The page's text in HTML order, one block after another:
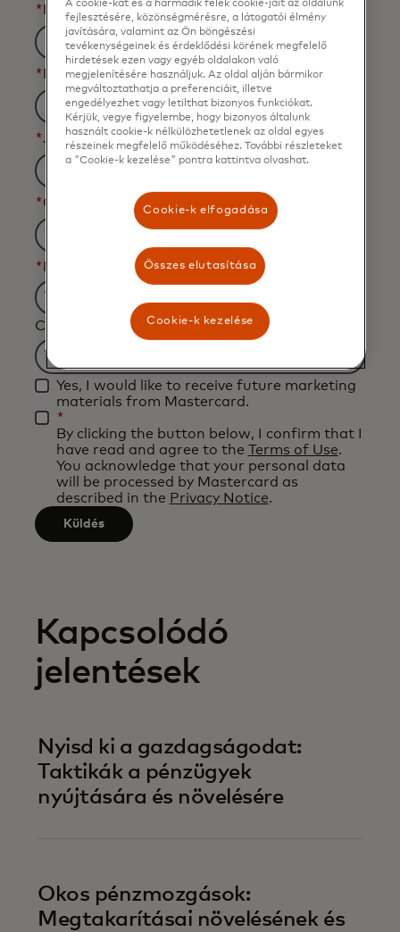
*Last Name
*Business Email Address
*Job Title
*Organization Name
*Industry
Filtering
will
be
applied
after
3
characters.
Country
Filtering
will
be
applied
after
characters.
Yes, I would like to receive future marketing
materials from Mastercard.
*
By clicking the button below, I confirm that I
have read and agree to the Terms of Use.
You acknowledge that your personal data
will be processed by Mastercard as
described in the Privacy Notice.
Küldés
Kapcsolódó
jelentések
Nyisd ki a gazdagságodat:
Taktikák a pénzügyek
nyújtására és növelésére
Okos pénzmozgások:
Megtakarításai növelésének és
A cookie-kat és a harmadik felek cookie-jait az oldalunk
fejlesztésére, közönségmérésre, a látogatói élmény
javítására, valamint az Ön böngészési
tevékenységeinek és érdeklődési körének megfelelő
hirdetések ezen vagy egyéb oldalakon való
megjelenítésére használjuk. Az oldal alján bármikor
megváltoztathatja a preferenciáit, illetve
engedélyezhet vagy letilthat bizonyos funkciókat.
Kérjük, vegye figyelembe, hogy bizonyos általunk
használt cookie-k nélkülözhetetlenek az oldal egyes
részeinek megfelelő működéséhez. További részleteket
a "Cookie-k kezelése" pontra kattintva olvashat.
Cookie-k elfogadása
Összes elutasítása
Cookie-k kezelése